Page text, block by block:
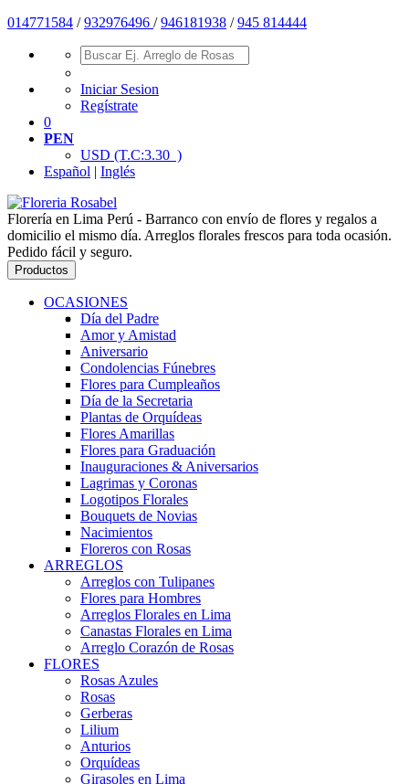
014771584 /932976496 /946181938 /945 814444
Iniciar Sesion
Regístrate
0
PEN
USD (T.C:3.30 )
Español | Inglés
Florería en Lima Perú - Barranco con envío de flores y regalos a
domicilio el mismo día. Arreglos florales frescos para toda ocasión.
Pedido fácil y seguro.
Productos
OCASIONES
Día del Padre
Amor y Amistad
Aniversario
Condolencias Fúnebres
Flores para Cumpleaños
Día de la Secretaria
Plantas de Orquídeas
Flores Amarillas
Flores para Graduación
Inauguraciones & Aniversarios
Lagrimas y Coronas
Logotipos Florales
Bouquets de Novias
Nacimientos
Floreros con Rosas
ARREGLOS
Arreglos con Tulipanes
Flores para Hombres
Arreglos Florales en Lima
Canastas Florales en Lima
Arreglo Corazón de Rosas
FLORES
Rosas Azules
Rosas
Gerberas
Lilium
Anturios
Orquídeas
Girasoles en Lima